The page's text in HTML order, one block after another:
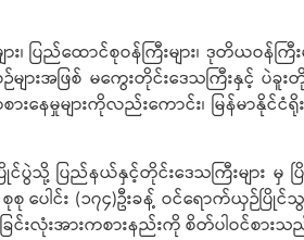
ပြည်ထောင်စုဝန်ကြီးများ၊ ဒုတိယဝန်က
ဉ်များအဖြစ် မကွေးတိုင်းဒေသကြီးနှင့်
နေမှုများကိုလည်းကောင်း၊ မြန်မာနိုင်
ြိုင်ပွဲသို့ ပြည်နယ်နှင့်တိုင်းဒေသကြီးများ
ပေါင်း (၁၇၄)ဦးခန့် ဝင်ရောက်ယှဉ်ပြိုင်သွ
ခြင်းလုံးအားကစားနည်းကို စိတ်ပါဝင်စ